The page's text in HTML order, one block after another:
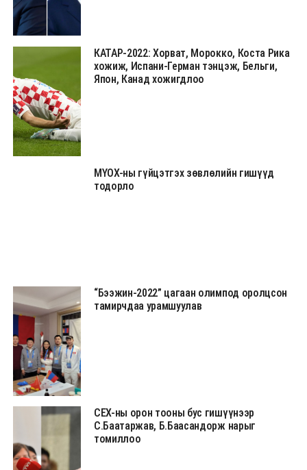
КАТАР-2022: Хорват, Морокко, Коста Рика
хожиж, Испани-Герман тэнцэж, Бельги,
Япон, Канад хожигдлоо
МҮОХ-ны гүйцэтгэх зөвлөлийн гишүүд
тодорло
“Бээжин-2022” цагаан олимпод оролцсон
тамирчдаа урамшуулав
СЕХ-ны орон тооны бус гишүүнээр
С.Баатаржав, Б.Баасандорж нарыг
томиллоо